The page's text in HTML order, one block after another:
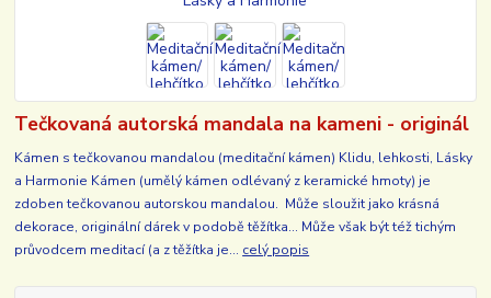
Tečkovaná autorská mandala na kameni - originál
Kámen s tečkovanou mandalou (meditační kámen) Klidu, lehkosti, Lásky
a Harmonie Kámen (umělý kámen odlévaný z keramické hmoty) je
zdoben tečkovanou autorskou mandalou. Může sloužit jako krásná
dekorace, originální dárek v podobě těžítka... Může však být též tichým
průvodcem meditací (a z těžítka je... celý popis